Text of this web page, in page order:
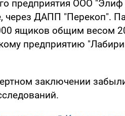
предприятия ООО "Элиф
через ДАПП "Перекоп".
ящиков общим весом
предприятию
заключении